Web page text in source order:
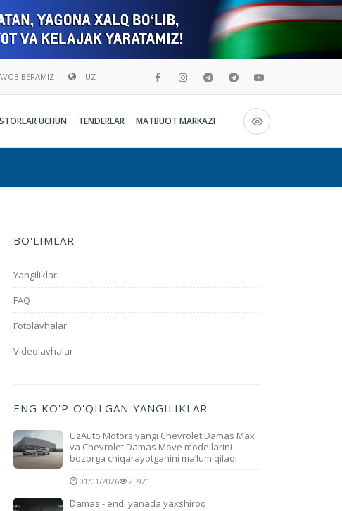
UZ
O`zbekcha
English
BERAMIZ
UCHUN TENDERLAR MATBUOT MARKAZI
BO'LIMLAR
Yangiliklar
FAQ
Fotolavhalar
Videolavhalar
ENG KO'P O'QILGAN YANGILIKLAR
UzAuto Motors yangi Chevrolet Damas Max
va Chevrolet Damas Move modellarini
bozorga chiqarayotganini ma’lum qiladi
01/01/2026 25921
Damas - endi yanada yaxshiroq